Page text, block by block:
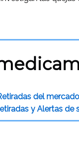
del
y Alertas de